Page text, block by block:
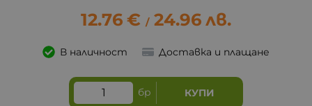
12.76 € / 24.96 лв.
В наличност Доставка и плащане
бр КУПИ